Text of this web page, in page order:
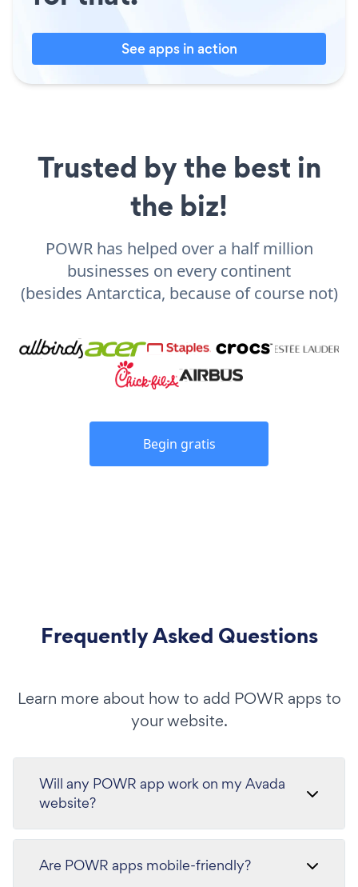
See apps in action
Trusted by the best in
the biz!
POWR has helped over a half million
businesses on every continent
(besides Antarctica, because of course not)
Begin gratis
Frequently Asked Questions
Learn more about how to add POWR apps to
your website.
Will any POWR app work on my Avada
website?
Are POWR apps mobile-friendly?